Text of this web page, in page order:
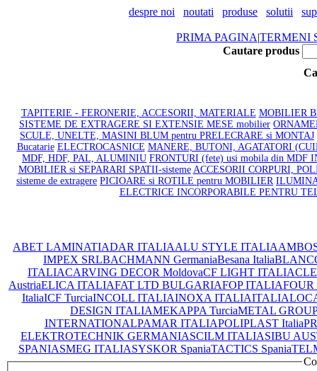
despre noi noutati produse solutii
PRIMA PAGINA|TERMENI
Cautare produs
TAPITERIE - FERONERIE, ACCESORII, MATERIALE MOBILIER
SISTEME DE EXTRAGERE SI EXTENSIE MESE mobilier
SCULE, UNELTE, MASINI BLUM pentru PRELECRARE si MONTAJ
Bucatarie ELECTROCASNICE MANERE, BUTONI, AGATATORI
MDF, HDF, PAL, ALUMINIU FRONTURI (fete) usi mobila din MDF
MOBILIER si SEPARARI SPATII-sisteme ACCESORII CORPURI,
sisteme de extragere PICIOARE si ROTILE pentru MOBILIER
ELECTRICE INCORPORABILE PENTRU
ABET LAMINATIADAR ITALIAALU STYLE ITALIA
IMPEX SRLBACHMANN GermaniaBesana Italia
ITALIACARVING DECOR MoldovaCF LIGHT ITALIA
AustriaELICA ITALIAFAT LTD BULGARIAFOP ITALIA
ItaliaICF TurciaINCOLL ITALIAINOXA ITALIAITALIA
DESIGN ITALIAMEKAPPA TurciaMETAL
INTERNATIONALPAMAR ITALIAPOLIPLAST Italia
ELEKTROTECHNIK GERMANIASCILM ITALIASIBU
SPANIASMEG ITALIASYSKOR SpaniaTACTICS Spania